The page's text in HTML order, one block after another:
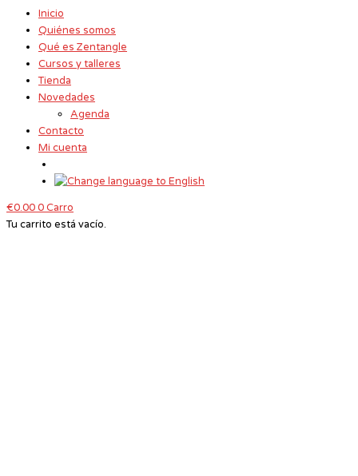
Inicio
Quiénes somos
Qué es Zentangle
Cursos y talleres
Tienda
Novedades
Agenda
Contacto
Mi cuenta
€0.000Carro
Tu carrito está vacío.